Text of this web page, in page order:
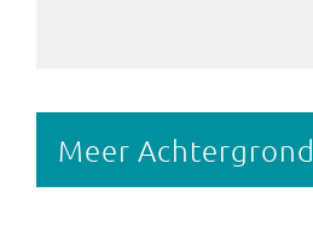
Meer Achtergrond